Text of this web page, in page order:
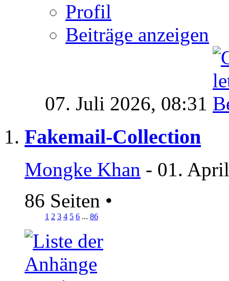
Profil
Beiträge anzeigen
07. Juli 2026, 08:31
Fakemail-Collection
Mongke Khan - 01.
86 Seiten •
1 2 3 4 5 6 ... 86